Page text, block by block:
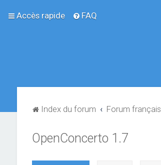
Accès rapide FAQ
Index du forum Forum français
OpenConcerto 1.7